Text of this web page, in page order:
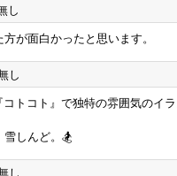
し
が面白かったと思います。
し
コトコト』で独特の雰囲気のイ
雪しんど。🏂️
し